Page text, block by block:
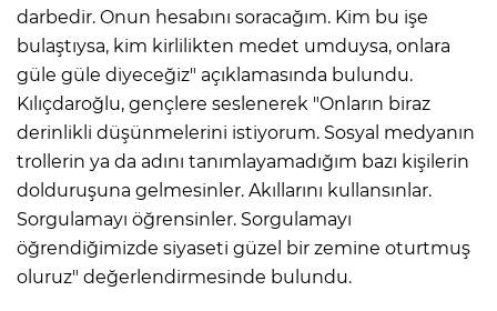
darbedir. Onun hesabını soracağım. Kim bu işe
bulaştıysa, kim kirlilikten medet umduysa, onlara
güle güle diyeceğiz" açıklamasında bulundu.
Kılıçdaroğlu, gençlere seslenerek "Onların biraz
derinlikli düşünmelerini istiyorum. Sosyal medyanın
trollerin ya da adını tanımlayamadığım bazı kişilerin
dolduruşuna gelmesinler. Akıllarını kullansınlar.
Sorgulamayı öğrensinler. Sorgulamayı
öğrendiğimizde siyaseti güzel bir zemine oturtmuş
oluruz" değerlendirmesinde bulundu.